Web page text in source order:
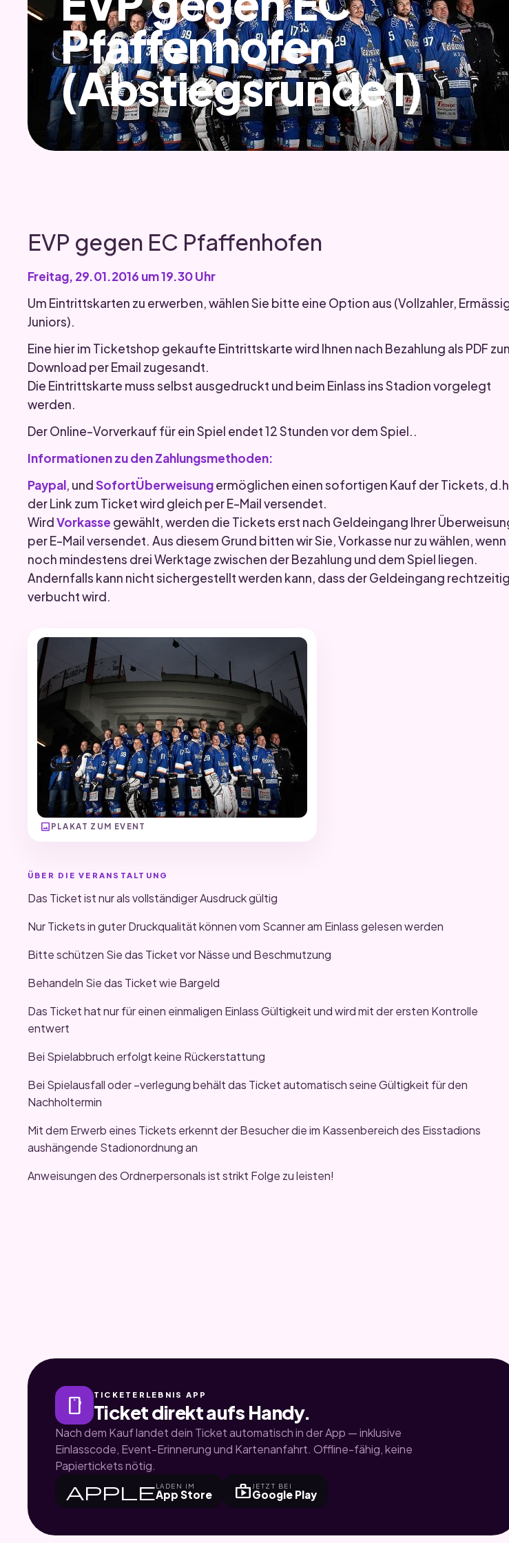
Pfaffenhofen
(Abstiegsrunde I)
EVP gegen EC Pfaffenhofen
Freitag, 29.01.2016 um 19.30 Uhr
Um Eintrittskarten zu erwerben, wählen Sie bitte eine Option aus (Vollzahler,
Juniors).
Eine hier im Ticketshop gekaufte Eintrittskarte wird Ihnen nach Bezahlung als PDF
Download per Email zugesandt.
Die Eintrittskarte muss selbst ausgedruckt und beim Einlass ins Stadion vorgelegt
werden.
Der Online-Vorverkauf für ein Spiel endet 12 Stunden vor dem Spiel..
Informationen zu den Zahlungsmethoden:
Paypal, undSofortÜberweisungermöglichen einen sofortigen Kauf der Tickets,
der Link zum Ticket wird gleich per E-Mail versendet.
WirdVorkasse gewählt, werden die Tickets erst nach Geldeingang Ihrer
per E-Mail versendet. Aus diesem Grund bitten wir Sie, Vorkasse nur zu wählen, wenn
noch mindestens drei Werktage zwischen der Bezahlung und dem Spiel liegen.
Andernfalls kann nicht sichergestellt werden kann, dass der Geldeingang rechtzeitig
verbucht wird.
image PLAKAT ZUM EVENT
ÜBER DIE VERANSTALTUNG
Das Ticket ist nur als vollständiger Ausdruck gültig
Nur Tickets in guter Druckqualität können vom Scanner am Einlass gelesen werden
Bitte schützen Sie das Ticket vor Nässe und Beschmutzung
Behandeln Sie das Ticket wie Bargeld
Das Ticket hat nur für einen einmaligen Einlass Gültigkeit und wird mit der ersten Kontrolle
entwert
Bei Spielabbruch erfolgt keine Rückerstattung
Bei Spielausfall oder –verlegung behält das Ticket automatisch seine Gültigkeit für den
Nachholtermin
Mit dem Erwerb eines Tickets erkennt der Besucher die im Kassenbereich des Eisstadions
aushängende Stadionordnung an
Anweisungen des Ordnerpersonals ist strikt Folge zu leisten!
smartphone TICKETERLEBNIS APP
Ticket direkt aufs Handy.
Nach dem Kauf landet dein Ticket automatisch in der App — inklusive
Einlasscode, Event-Erinnerung und Kartenanfahrt. Offline-fähig, keine
Papiertickets nötig.
appleLADEN IM
App Store shop JETZT BEI
Google Play